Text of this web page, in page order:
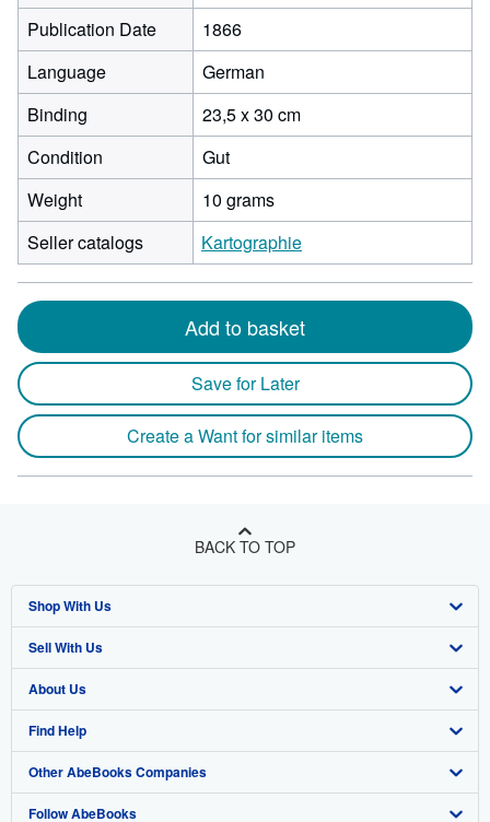
Publication Date
1866
Language
German
Binding
23,5 x 30 cm
Condition
Gut
Weight
10 grams
Seller catalogs
Kartographie
Add to basket
Save for Later
Create a Want for similar items
BACK TO TOP
Shop With Us
Advanced Search
Browse Collections
My Account
My Orders
View Basket
Sell With Us
Start Selling
Join Our Affiliate Program
Book Buyback
Refer a seller
About Us
About AbeBooks
Media
Careers
Find Help
Help
Customer Support
Other AbeBooks Companies
AbeBooks.co.uk
Follow AbeBooks